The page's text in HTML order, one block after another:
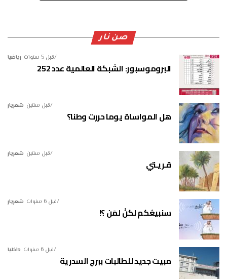
صن نار
رياضيا قبل 5 سنوات
البروموسبور: الشبكة العالمية عدد 252
شعريار قبل سنتين
هل المواساة يوما حررت وطنا؟
شعريار قبل سنتين
قـريـتي
شعريار قبل 6 سنوات
سنبيعُكم لكنْ لمَن ؟!
داخليا قبل 6 سنوات
مبيت جديد للطالبات ببرج السدرية